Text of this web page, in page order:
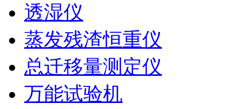
透湿仪
蒸发残渣恒重仪
总迁移量测定仪
万能试验机